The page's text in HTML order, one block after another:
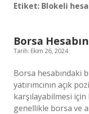
Etiket: Blokeli
Borsa
Tarih: Ekim 26, 2024
Borsa hesabındaki
yatırımcının açık
karşılayabilmesi
genellikle borsa ve